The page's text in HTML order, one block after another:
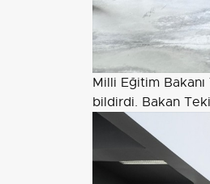
Milli Eğitim
bildirdi. Bakan